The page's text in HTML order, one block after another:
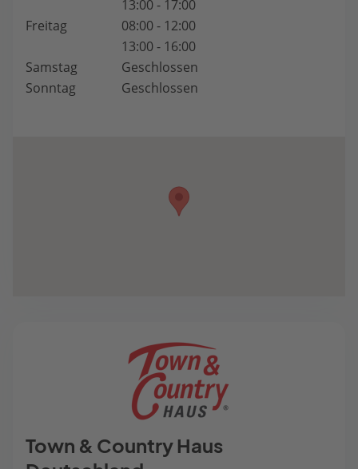
13:00 - 17:00
Freitag
08:00 - 12:00
13:00 - 16:00
Samstag
Geschlossen
Sonntag
Geschlossen
Town & Country Haus